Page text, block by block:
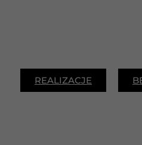
REALIZACJE